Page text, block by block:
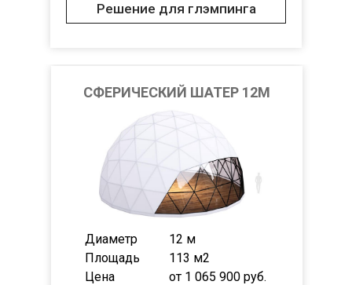
Решение для глэмпинга
СФЕРИЧЕСКИЙ ШАТЕР 12М
12 м
113 м2
от 1 065 900 руб.
Диаметр
Площадь
Цена